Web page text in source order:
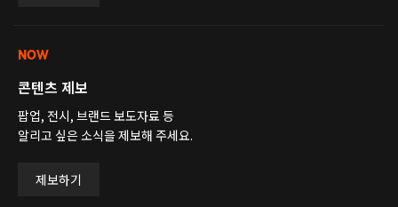
NOW
콘텐츠 제보
팝업, 전시, 브랜드 보도자료 등
알리고 싶은 소식을 제보해 주세요.
제보하기